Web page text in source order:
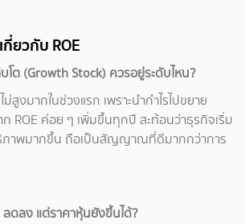
ยวกับ ROE
โต (Growth Stock) ควรอยู่ระดับไหน?
ม่สูงมากในช่วงแรก เพราะนำกำไรไปขยาย
ROE ค่อย ๆ เพิ่มขึ้นทุกปี สะท้อนว่าธุรกิจเริ่ม
ภาพมากขึ้น ถือเป็นสัญญาณที่ดีมากกว่าการ
ลดลง แต่ราคาหุ้นยังขึ้นได้?